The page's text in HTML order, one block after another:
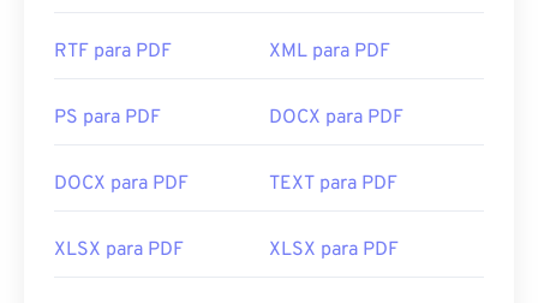
RTF para PDF XML para PDF
PS para PDF DOCX para PDF
DOCX para PDF TEXT para PDF
XLSX para PDF XLSX para PDF